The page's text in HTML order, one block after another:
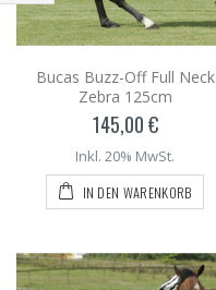
Bucas Buzz-Off Full Neck
Zebra 125cm
145,00 €
Inkl. 20% MwSt.
IN DEN WARENKORB